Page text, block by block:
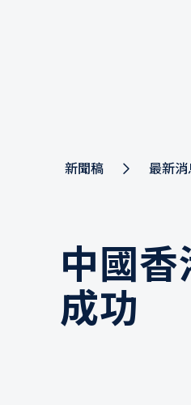
新聞稿 最新消
中國
成功